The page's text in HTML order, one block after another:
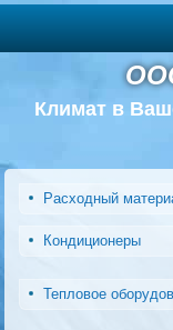
Климат в
Расходный
Кондиционеры
Тепловое